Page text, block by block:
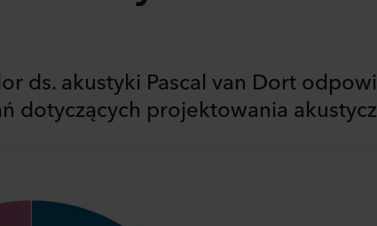
ds. akustyki Pascal van Dort
dotyczących projektowania